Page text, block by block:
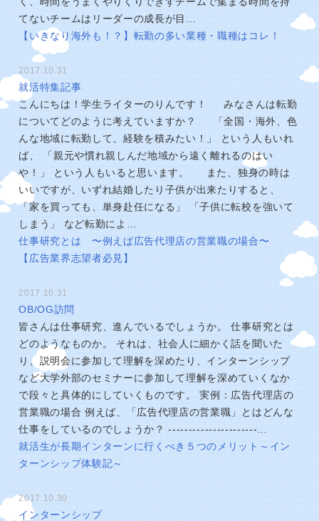
てないチームはリーダーの成長が目…
【いきなり海外も！？】転勤の多い業種・職種はコレ！
2017.10.31
就活特集記事
こんにちは！学生ライターのりんです！ みなさんは転勤
についてどのように考えていますか？ 「全国・海外、色
んな地域に転勤して、経験を積みたい！」 という人もいれ
ば、 「親元や慣れ親しんだ地域から遠く離れるのはい
や！」 という人もいると思います。 また、独身の時は
いいですが、いずれ結婚したり子供が出来たりすると、
「家を買っても、単身赴任になる」 「子供に転校を強いて
しまう」 など転勤によ…
仕事研究とは 〜例えば広告代理店の営業職の場合〜
【広告業界志望者必見】
2017.10.31
OB/OG訪問
皆さんは仕事研究、進んでいるでしょうか。 仕事研究とは
どのようなものか。 それは、社会人に細かく話を聞いた
り、説明会に参加して理解を深めたり、インターンシップ
など大学外部のセミナーに参加して理解を深めていくなか
で段々と具体的にしていくものです。 実例：広告代理店の
営業職の場合 例えば、「広告代理店の営業職」とはどんな
仕事をしているのでしょうか？ ----------------------…
就活生が長期インターンに行くべき５つのメリット～イン
ターンシップ体験記～
2017.10.30
インターンシップ